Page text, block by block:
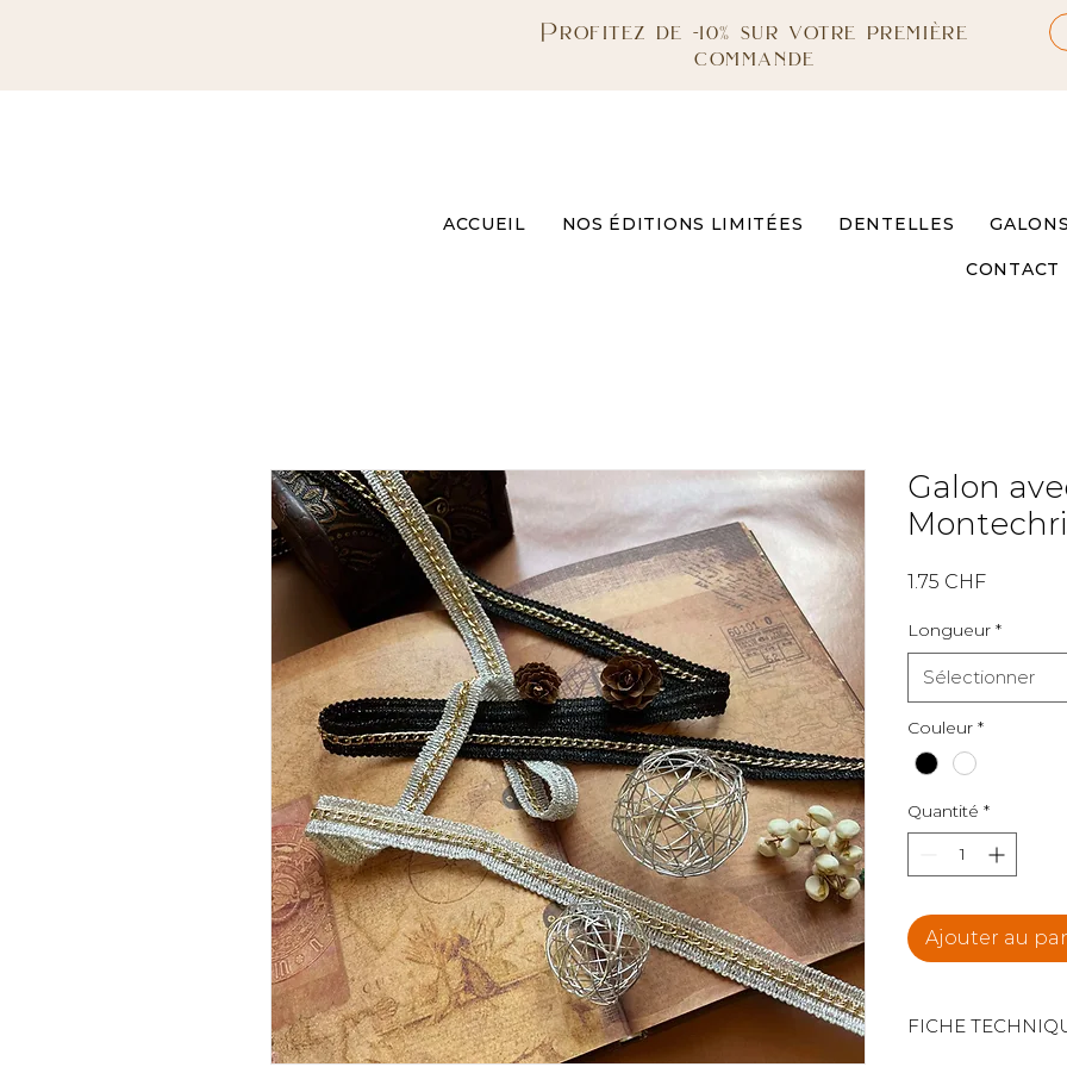
Profitez de -10% sur votre première
commande
ACCUEIL NOS ÉDITIONS LIMITÉES DENTELLES GALONS
CONTACT
Galon
1.75 CHFPrix
Longueur *
Sélectionner
Couleur *
Quantité *
Ajouter au
FICHE